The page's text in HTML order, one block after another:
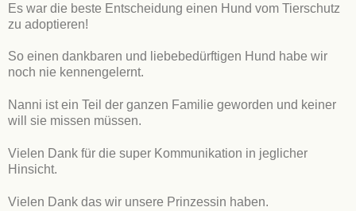
Es war die beste Entscheidung einen Hund vom Tierschutz
zu adoptieren!
So einen dankbaren und liebebedürftigen Hund habe wir
noch nie kennengelernt.
Nanni ist ein Teil der ganzen Familie geworden und keiner
will sie missen müssen.
Vielen Dank für die super Kommunikation in jeglicher
Hinsicht.
Vielen Dank das wir unsere Prinzessin haben.